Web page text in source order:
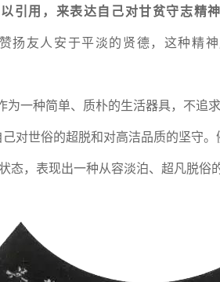
引用，来表达自己对甘贫守志精神
扬友人安于平淡的贤德，这种精
为一种简单、质朴的生活器具，不
对世俗的超脱和对高洁品质的坚守。
，表现出一种从容淡泊、超凡脱俗